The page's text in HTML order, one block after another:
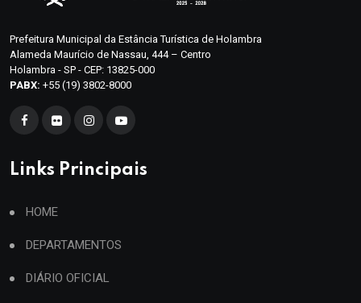
Prefeitura Municipal da Estância Turística de Holambra
Alameda Maurício de Nassau, 444 – Centro
Holambra - SP - CEP: 13825-000
PABX: +55 (19) 3802-8000
Links Principais
HOME
DEPARTAMENTOS
DIÁRIO OFICIAL